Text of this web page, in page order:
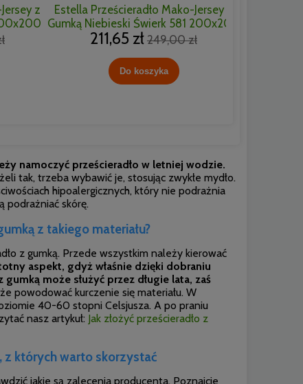
z
Estella Prześcieradło Mako-Jersey z
Gumką Niebieski Świerk 581 200x200
211,65 zł 249,00 zł
Do koszyka
namoczyć prześcieradło w letniej wodzie.
tak, trzeba wybawić je, stosując zwykłe mydło.
hipoalergicznych, który nie podrażnia
podrażniać skórę.
z takiego materiału?
z gumką. Przede wszystkim należy kierować
aspekt, gdyż właśnie dzięki dobraniu
może służyć przez długie lata, zaś
powodować kurczenie się materiału. W
40-60 stopni Celsjusza. A po praniu
nasz artykuł: Jak złożyć prześcieradło z
z których warto skorzystać
jakie są zalecenia producenta. Poznajcie